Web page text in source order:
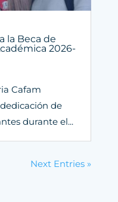
la Beca de
2026-
Cafam
de
durante el...
Next Entries »